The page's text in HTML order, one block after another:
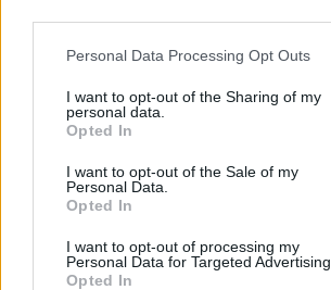
Personal Data Processing Opt Outs
I want to opt-out of the Sharing of my
personal data.
Opted In
I want to opt-out of the Sale of my
Personal Data.
Opted In
I want to opt-out of processing my
Personal Data for Targeted Advertising.
Opted In